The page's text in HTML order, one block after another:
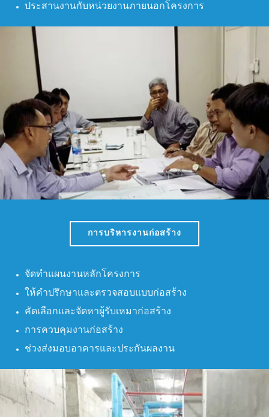
ประสานงานกับหน่วยงานภายนอกโครงการ

การบริหารงานก่อสร้าง
จัดทำแผนงานหลักโครงการ
ให้คำปรึกษาและตรวจสอบแบบก่อสร้าง
คัดเลือกและจัดหาผู้รับเหมาก่อสร้าง
การควบคุมงานก่อสร้าง
ช่วงส่งมอบอาคารและประกันผลงาน